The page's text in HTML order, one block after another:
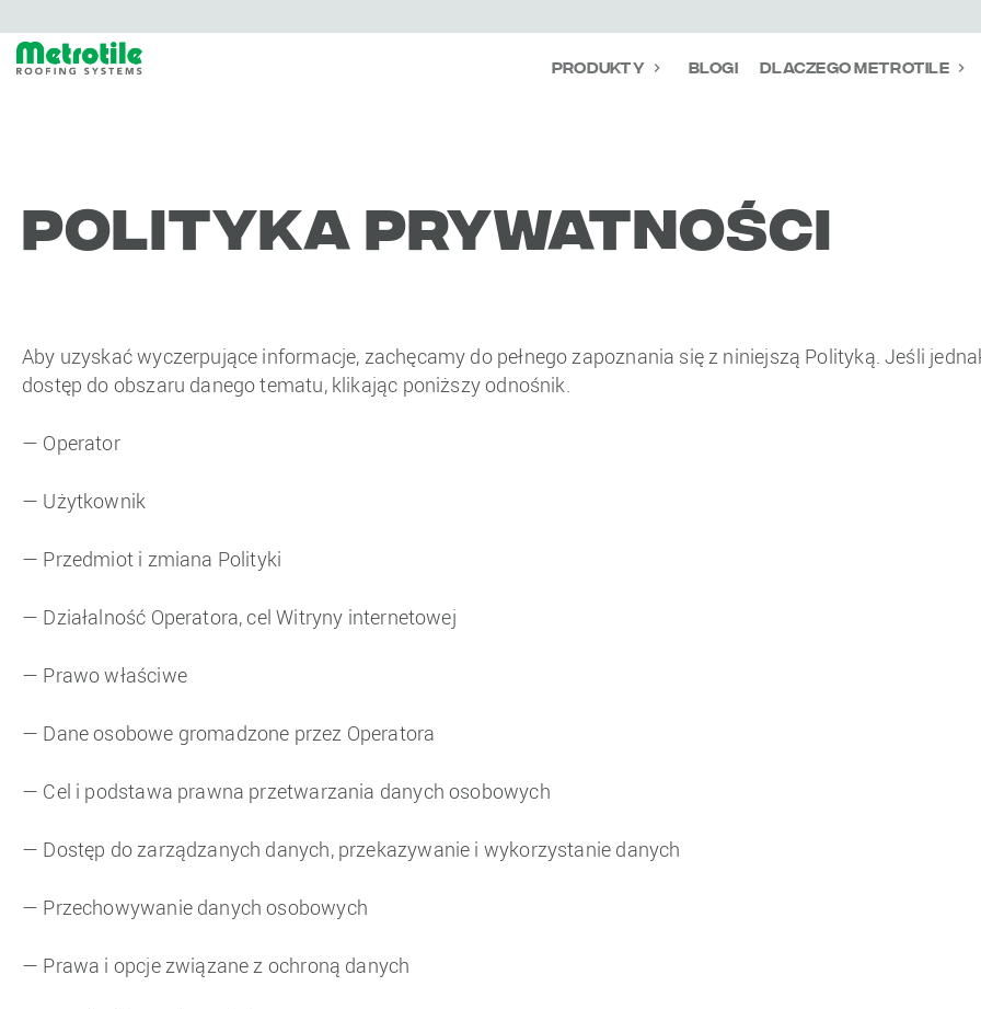
Produkty Blogi Dlaczego Metrotile
Polityka Prywatności
Aby uzyskać wyczerpujące informacje, zachęcamy do pełnego zapoznania się z niniejszą Polityką. Jeśli
dostęp do obszaru danego tematu, klikając poniższy odnośnik.
— Operator
— Użytkownik
— Przedmiot i zmiana Polityki
— Działalność Operatora, cel Witryny internetowej
— Prawo właściwe
— Dane osobowe gromadzone przez Operatora
— Cel i podstawa prawna przetwarzania danych osobowych
— Dostęp do zarządzanych danych, przekazywanie i wykorzystanie danych
— Przechowywanie danych osobowych
— Prawa i opcje związane z ochroną danych